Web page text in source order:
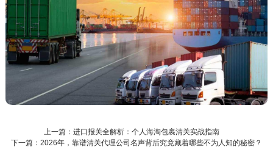
上一篇：进口报关全解析：个人海淘包裹清关实战指南
下一篇：2026年，靠谱清关代理公司名声背后究竟藏着哪些不为人知的秘密？